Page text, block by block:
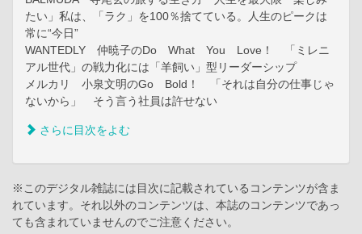
たい」私は、「ラク」を100％捨てている。人生のピークは
常に“今日”
WANTEDLY 仲暁子のDo What You Love！ 「ミレニ
アル世代」の戦力化には「羊飼い」型リーダーシップ
メルカリ 小泉文明のGo Bold！ 「それは自分の仕事じゃ
ないから」 そう言う社員は許せない
さらに目次をよむ
※このデジタル雑誌には目次に記載されているコンテンツが含ま
れています。それ以外のコンテンツは、本誌のコンテンツであっ
ても含まれていませんのでご注意ください。